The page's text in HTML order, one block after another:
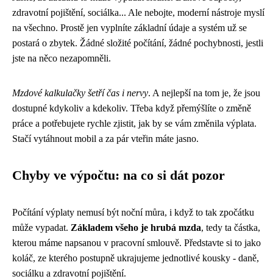
zdravotní pojištění, sociálka... Ale nebojte, moderní nástroje myslí
na všechno. Prostě jen vyplníte základní údaje a systém už se
postará o zbytek. Žádné složité počítání, žádné pochybnosti, jestli
jste na něco nezapomněli.
Mzdové kalkulačky šetří čas i nervy. A nejlepší na tom je, že jsou
dostupné kdykoliv a kdekoliv. Třeba když přemýšlíte o změně
práce a potřebujete rychle zjistit, jak by se vám změnila výplata.
Stačí vytáhnout mobil a za pár vteřin máte jasno.
Chyby ve výpočtu: na co si dát pozor
Počítání výplaty nemusí být noční můra, i když to tak zpočátku
může vypadat. Základem všeho je hrubá mzda, tedy ta částka,
kterou máme napsanou v pracovní smlouvě. Představte si to jako
koláč, ze kterého postupně ukrajujeme jednotlivé kousky - daně,
sociálku a zdravotní pojištění.